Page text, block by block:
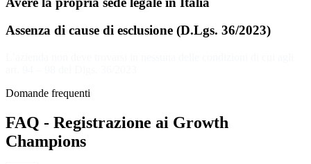
Assenza di cause di esclusione (D.Lgs. 36/2023)
Domande frequenti
FAQ - Registrazione ai Growth
Champions